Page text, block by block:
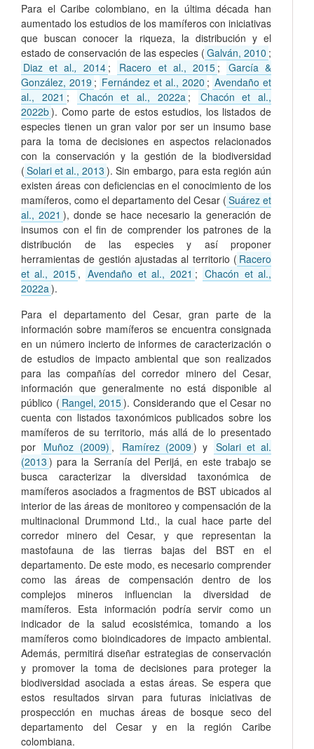
Para el Caribe colombiano, en la última década han
aumentado los estudios de los mamíferos con iniciativas
que buscan conocer la riqueza, la distribución y el
estado de conservación de las especies ( Galván, 2010 ;
Diaz et al., 2014 ; Racero et al., 2015 ;
García &
González, 2019 ; Fernández et al., 2020 ; Avendaño et
al., 2021 ; Chacón et al., 2022a ;
Chacón et al.,
2022b). Como parte de estos estudios, los listados de
especies tienen un gran valor por ser un insumo base
para la toma de decisiones en aspectos relacionados
con la conservación y la gestión de la biodiversidad
( Solari et al., 2013 ). Sin embargo, para esta región aún
existen áreas con deficiencias en el conocimiento de los
mamíferos, como el departamento del Cesar ( Suárez et
al., 2021 ), donde se hace necesario la generación de
insumos con el fin de comprender los patrones de la
distribución de las especies y así proponer
herramientas de gestión ajustadas al territorio ( Racero
et al., 2015 , Avendaño et al., 2021 ; Chacón et al.,
2022a ).
Para el departamento del Cesar, gran parte de la
información sobre mamíferos se encuentra consignada
en un número incierto de informes de caracterización o
de estudios de impacto ambiental que son realizados
para las compañías del corredor minero del Cesar,
información que generalmente no está disponible al
público ( Rangel, 2015). Considerando que el Cesar no
cuenta con listados taxonómicos publicados sobre los
mamíferos de su territorio, más allá de lo presentado
por Muñoz (2009) , Ramírez (2009 ) y Solari et al.
(2013 ) para la Serranía del Perijá, en este trabajo se
busca caracterizar la diversidad taxonómica de
mamíferos asociados a fragmentos de BST ubicados al
interior de las áreas de monitoreo y compensación de la
multinacional Drummond Ltd., la cual hace parte del
corredor minero del Cesar, y que representan la
mastofauna de las tierras bajas del BST en el
departamento. De este modo, es necesario comprender
como las áreas de compensación dentro de los
complejos mineros influencian la diversidad de
mamíferos. Esta información podría servir como un
indicador de la salud ecosistémica, tomando a los
mamíferos como bioindicadores de impacto ambiental.
Además, permitirá diseñar estrategias de conservación
y promover la toma de decisiones para proteger la
biodiversidad asociada a estas áreas. Se espera que
estos resultados sirvan para futuras iniciativas de
prospección en muchas áreas de bosque seco del
departamento del Cesar y en la región Caribe
colombiana.